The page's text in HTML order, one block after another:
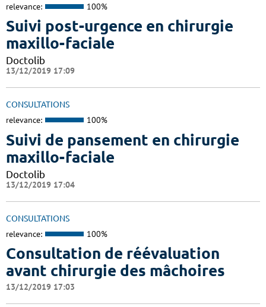
relevance: 100%
Suivi post-urgence en chirurgie
maxillo-faciale
Doctolib
13/12/2019 17:09
CONSULTATIONS
relevance: 100%
Suivi de pansement en chirurgie
maxillo-faciale
Doctolib
13/12/2019 17:04
CONSULTATIONS
relevance: 100%
Consultation de réévaluation
avant chirurgie des mâchoires
13/12/2019 17:03